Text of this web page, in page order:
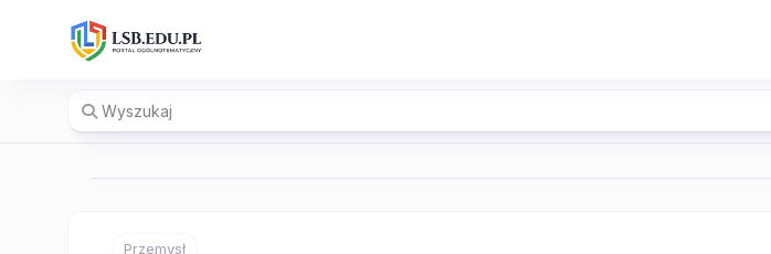
Przemysł